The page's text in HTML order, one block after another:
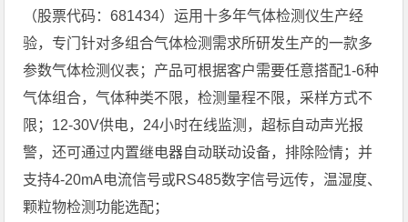
（股票代码：681434）运用十多年气体检测仪生产经
验，专门针对多组合气体检测需求所研发生产的一款多
参数气体检测仪表；产品可根据客户需要任意搭配1-6种
气体组合，气体种类不限，检测量程不限，采样方式不
限；12-30V供电，24小时在线监测，超标自动声光报
警，还可通过内置继电器自动联动设备，排除险情；并
支持4-20mA电流信号或RS485数字信号远传，温湿度、
颗粒物检测功能选配；